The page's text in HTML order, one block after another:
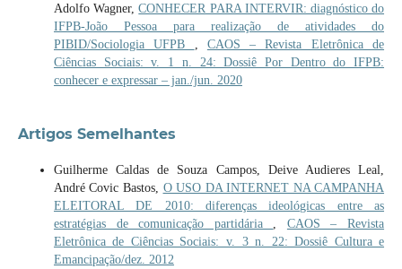
Adolfo Wagner,CONHECER PARA INTERVIR: diagnóstico do
IFPB-João Pessoa para realização de atividades do
PIBID/Sociologia UFPB
CAOS – Revista Eletrônica de
Ciências Sociais: v. 1 n. 24: Dossiê Por Dentro do IFPB:
conhecer e expressar – jan./jun. 2020
Artigos Semelhantes
Guilherme Caldas de Souza Campos, Deive Audieres Leal,
André Covic Bastos, O USO DA INTERNET NA CAMPANHA
ELEITORAL DE 2010: diferenças ideológicas entre as
estratégias de comunicação partidária
CAOS – Revista
Eletrônica de Ciências Sociais: v. 3 n. 22: Dossiê Cultura e
Emancipação/dez. 2012